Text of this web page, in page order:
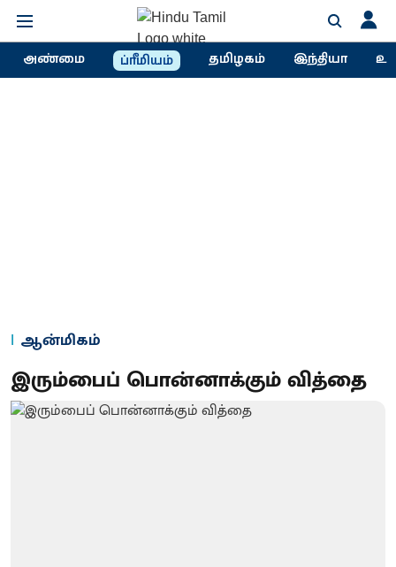
அண்மை ப்ரீமியம் தமிழகம் இந்தியா
ஆன்மிகம்
இரும்பைப் பொன்னாக்கும் வித்தை